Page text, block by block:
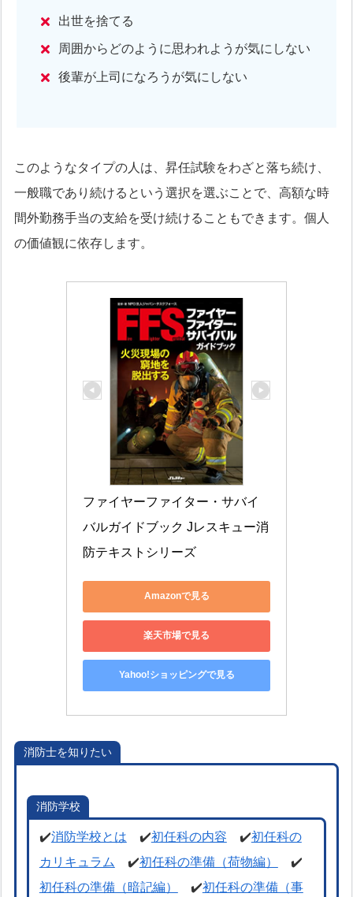
出世を捨てる
周囲からどのように思われようが気にしない
後輩が上司になろうが気にしない
このようなタイプの人は、昇任試験をわざと落ち続け、
一般職であり続けるという選択を選ぶことで、高額な時
間外勤務手当の支給を受け続けることもできます。個人
の価値観に依存します。
ファイヤーファイター・サバイ
バルガイドブック Jレスキュー消
防テキストシリーズ
Amazonで見る
楽天市場で見る
Yahoo!ショッピングで見る
消防士を知りたい
消防学校
✔️消防学校とは ✔️初任科の内容 ✔️初任科の
カリキュラム
✔️初任科の準備（荷物編）
✔️
初任科の準備（暗記編）
✔️初任科の準備（事